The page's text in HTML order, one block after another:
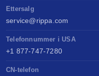
Ettersalg
service@rippa.com
Telefonnummer i USA
+1 877-747-7280
CN-telefon